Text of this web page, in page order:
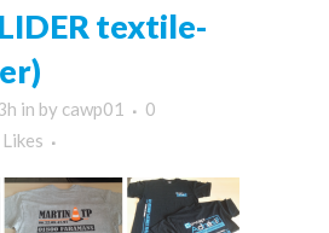
textile-
in by cawp01
0
Likes